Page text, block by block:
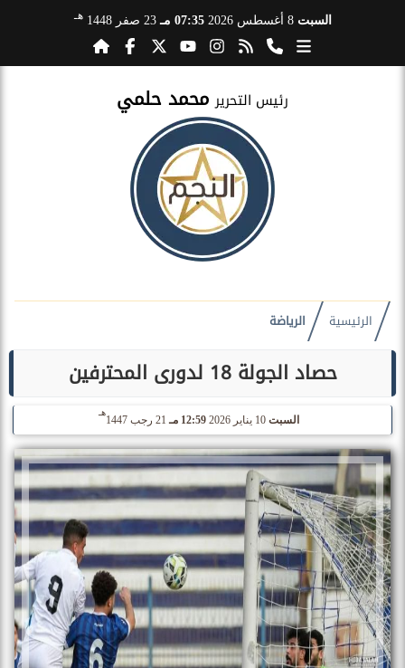
السبت 8 أغسطس 2026 07:35 مـ 23 صفر 1448 هـ
رئيس التحرير محمد حلمي
الرئيسية الرياضة
حصاد الجولة 18 لدورى المحترفين
السبت 12:59 مـ 21 رجب 1447
هـ